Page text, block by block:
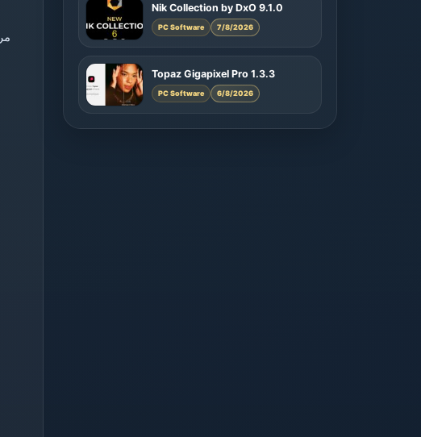
Nik Collection by DxO 9.1.0
PC Software 7/8/2026
Topaz Gigapixel Pro 1.3.3
PC Software 6/8/2026